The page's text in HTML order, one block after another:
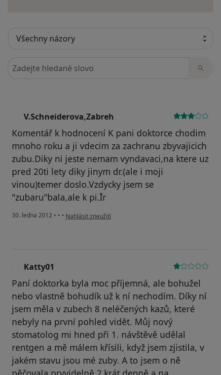
Hledejte v názorech
V.Schneiderova,Zabreh
Komentář k hodnocení K pani doktorce chodim
mnoho roku a ji vdecim za zachranu zbyvajicich
zubu.Diky ni jeste nemam vyndavaci,na ktere uz
pred 20ti lety diky jinym dr.(ale i moji
vinou)temer doslo.Vzdycky jsem se
"zubaru"bala,ale k pi.Īr
30. ledna 2012 • • • podle názoru uživatele V.Schneiderova,Zabreh
Nahlásit zneužití
Katty01
Paní doktorka byla moc příjemná, ale bohužel
nebo vlastně bohudík už k ní nechodím. Díky ní
jsem měla v zubech 8 neléčených kazů, které
nebyly na první pohled vidět. Můj nový
stomatolog mi hned při 1. návštěvě udělal
rentgen a mě málem křísili, když jsem zjistila, v
jakém stavu jsou mé zuby. A to jsem o ně